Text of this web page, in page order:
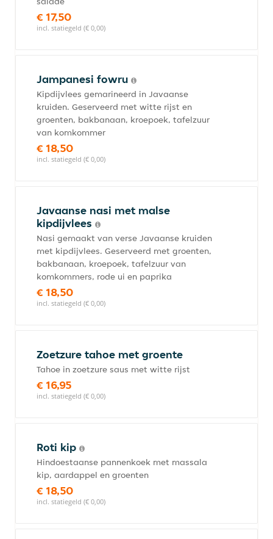
€ 17,50
incl. statiegeld (€ 0,00)
Jampanesi fowru
Kipdijvlees gemarineerd in Javaanse
kruiden. Geserveerd met witte rijst en
groenten, bakbanaan, kroepoek, tafelzuur
van komkommer
€ 18,50
incl. statiegeld (€ 0,00)
Javaanse nasi met malse
kipdijvlees
Nasi gemaakt van verse Javaanse kruiden
met kipdijvlees. Geserveerd met groenten,
bakbanaan, kroepoek, tafelzuur van
komkommers, rode ui en paprika
€ 18,50
incl. statiegeld (€ 0,00)
Zoetzure tahoe met groente
Tahoe in zoetzure saus met witte rijst
€ 16,95
incl. statiegeld (€ 0,00)
Roti kip
Hindoestaanse pannenkoek met massala
kip, aardappel en groenten
€ 18,50
incl. statiegeld (€ 0,00)